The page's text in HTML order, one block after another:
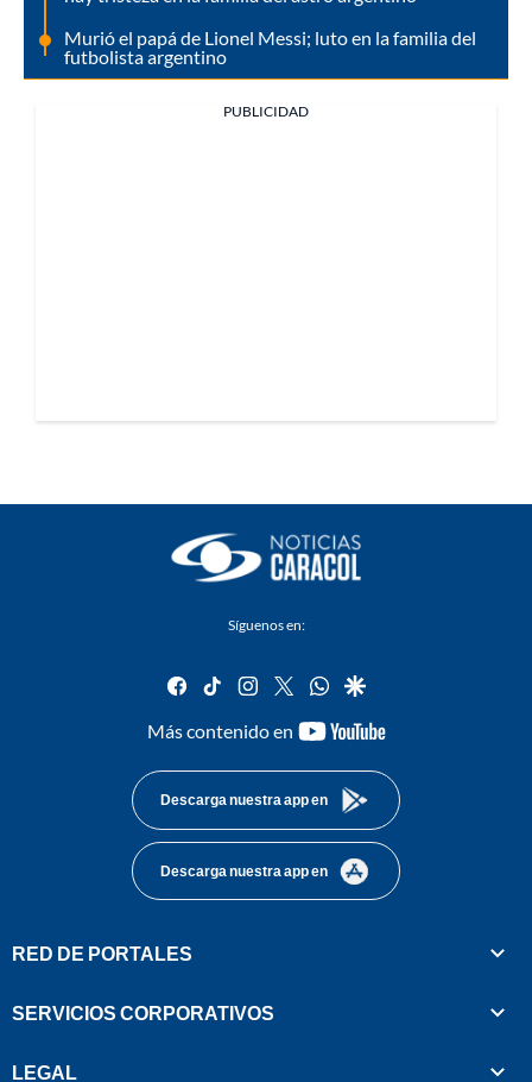
Murió el papá de Lionel Messi; luto en la familia del
futbolista argentino
PUBLICIDAD
Síguenos en:
facebook
tiktok instagram
twitterwhatsapp
google
Más contenido en
youtube-
Descarga nuestra app en
Descarga nuestra app en
RED DE PORTALES
SERVICIOS CORPORATIVOS
LEGAL